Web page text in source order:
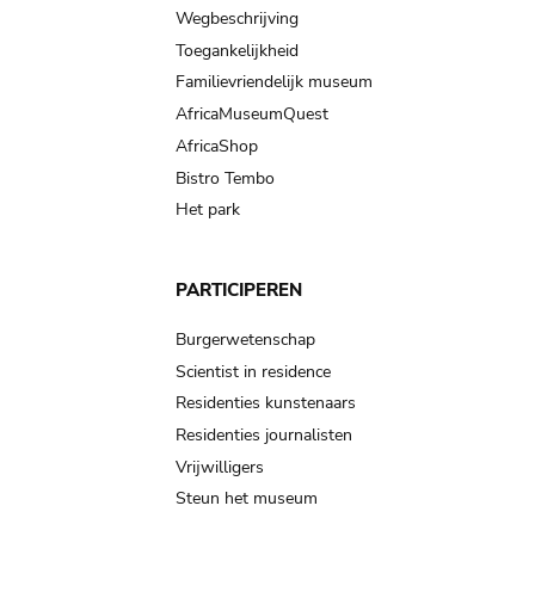
Wegbeschrijving
Toegankelijkheid
Familievriendelijk museum
AfricaMuseumQuest
AfricaShop
Bistro Tembo
Het park
PARTICIPEREN
Burgerwetenschap
Scientist in residence
Residenties kunstenaars
Residenties journalisten
Vrijwilligers
Steun het museum